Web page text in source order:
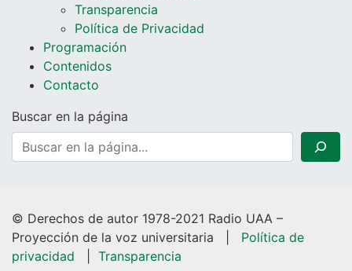
Transparencia
Política de Privacidad
Programación
Contenidos
Contacto
Buscar en la página
© Derechos de autor 1978-2021 Radio UAA –
Proyección de la voz universitaria | Política de
privacidad
Transparencia